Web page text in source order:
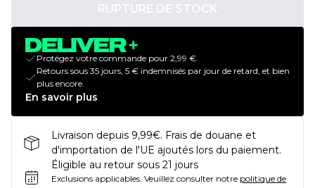
RUPTURE DE STOCK
Protégez votre commande pour 2,99 €.
Retours sous 35 jours, 5 € indemnisés par jour de retard, et bien
plus encore.
En savoir plus
Livraison depuis 9,99€. Frais de douane et
d'importation de l'UE ajoutés lors du paiement.
Éligible au retour sous 21 jours
Exclusions applicables. Veuillez consulter notre politique de